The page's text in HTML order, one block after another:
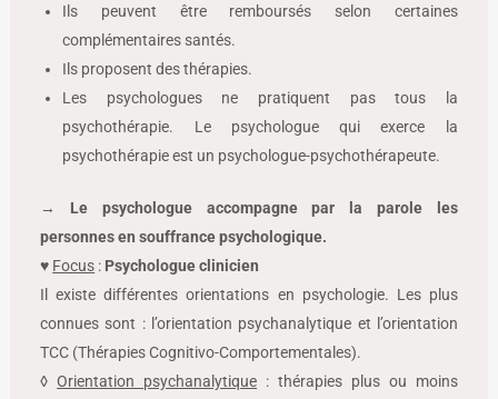
Ils peuvent être remboursés selon certaines
complémentaires santés.
Ils proposent des thérapies.
Les psychologues ne pratiquent pas tous la
psychothérapie. Le psychologue qui exerce la
psychothérapie est un psychologue-psychothérapeute.
→ Le psychologue accompagne par la parole les
personnes en souffrance psychologique.
♥ Focus : Psychologue clinicien
Il existe différentes orientations en psychologie. Les plus
connues sont : l’orientation psychanalytique et l’orientation
TCC (Thérapies Cognitivo-Comportementales).
◊Orientation psychanalytique : thérapies plus ou moins